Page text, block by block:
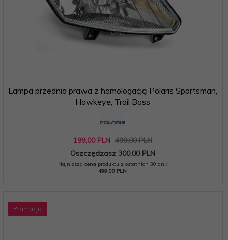
Lampa przednia prawa z homologacją Polaris Sportsman,
Hawkeye, Trail Boss
199,00 PLN 499,00 PLN
Oszczędzasz 300.00 PLN
Najniższa cena produktu z ostatnich 30 dni:
499.00 PLN
Promocja